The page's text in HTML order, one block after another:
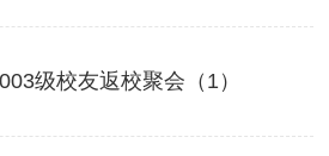
级校友返校聚会（1）